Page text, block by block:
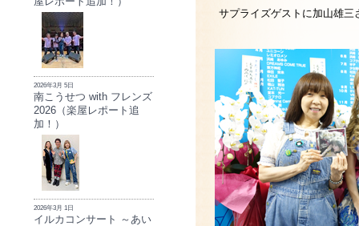
2026年3月 5日
南こうせつ with フレンズ
2026（楽屋レポート追
加！）
2026年3月 1日
イルカコンサート ～あい
サプライズゲストに加山雄